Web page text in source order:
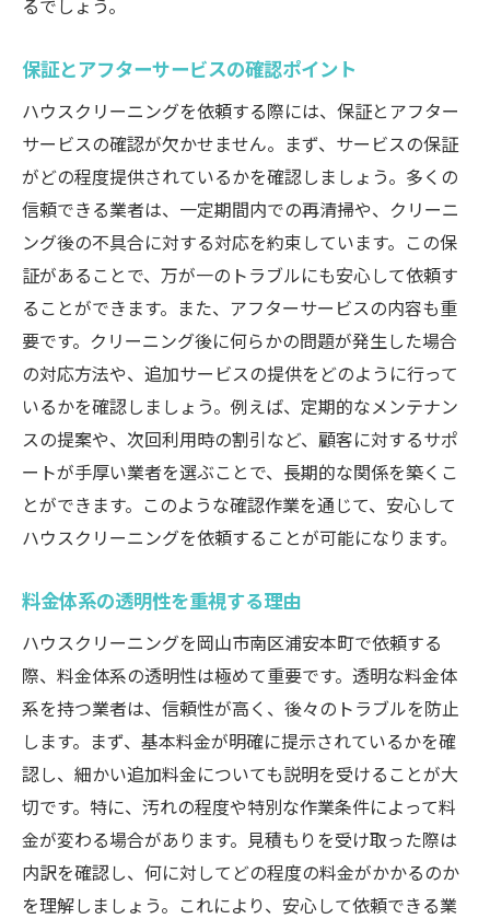
るでしょう。
保証とアフターサービスの確認ポイント
ハウスクリーニングを依頼する際には、保証とアフター
サービスの確認が欠かせません。まず、サービスの保証
がどの程度提供されているかを確認しましょう。多くの
信頼できる業者は、一定期間内での再清掃や、クリーニ
ング後の不具合に対する対応を約束しています。この保
証があることで、万が一のトラブルにも安心して依頼す
ることができます。また、アフターサービスの内容も重
要です。クリーニング後に何らかの問題が発生した場合
の対応方法や、追加サービスの提供をどのように行って
いるかを確認しましょう。例えば、定期的なメンテナン
スの提案や、次回利用時の割引など、顧客に対するサポ
ートが手厚い業者を選ぶことで、長期的な関係を築くこ
とができます。このような確認作業を通じて、安心して
ハウスクリーニングを依頼することが可能になります。
料金体系の透明性を重視する理由
ハウスクリーニングを岡山市南区浦安本町で依頼する
際、料金体系の透明性は極めて重要です。透明な料金体
系を持つ業者は、信頼性が高く、後々のトラブルを防止
します。まず、基本料金が明確に提示されているかを確
認し、細かい追加料金についても説明を受けることが大
切です。特に、汚れの程度や特別な作業条件によって料
金が変わる場合があります。見積もりを受け取った際は
内訳を確認し、何に対してどの程度の料金がかかるのか
を理解しましょう。これにより、安心して依頼できる業